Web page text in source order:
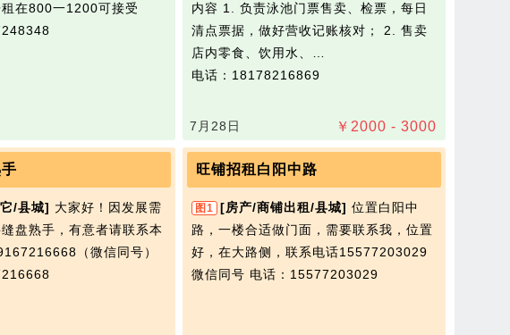
在800一1200可接受
内容 1. 负责泳池门票售卖、检票，每日
清点票据，做好营收记账核对； 2. 售卖
店内零食、饮用水、…
电话：18178216869
￥ 2000 - 3000
7月28日
/县城] 大家好！因发展需
盘熟手，有意者请联系本
（微信同号）
旺铺招租白阳中路
图1 [房产/商铺出租/县城] 位置白阳中
路，一楼合适做门面，需要联系我，位置
好，在大路侧，联系电话15577203029
微信同号 电话：15577203029